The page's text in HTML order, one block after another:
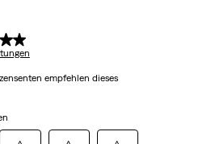
empfehlen dieses